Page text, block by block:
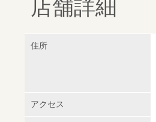
店舗詳細
住所
アクセス